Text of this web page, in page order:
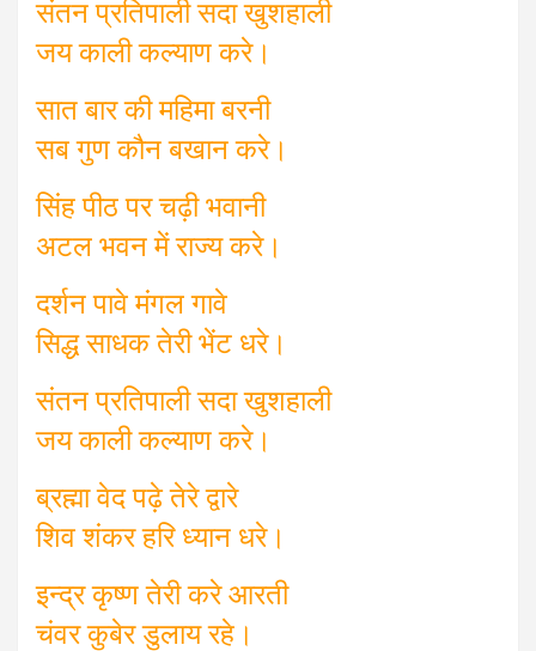
संतन प्रतिपाली सदा खुशहाली
जय काली कल्याण करे।
सात बार की महिमा बरनी
सब गुण कौन बखान करे।
सिंह पीठ पर चढ़ी भवानी
अटल भवन में राज्य करे।
दर्शन पावे मंगल गावे
सिद्ध साधक तेरी भेंट धरे।
संतन प्रतिपाली सदा खुशहाली
जय काली कल्याण करे।
ब्रह्मा वेद पढ़े तेरे द्वारे
शिव शंकर हरि ध्यान धरे।
इन्द्र कृष्ण तेरी करे आरती
चंवर कुबेर डुलाय रहे।